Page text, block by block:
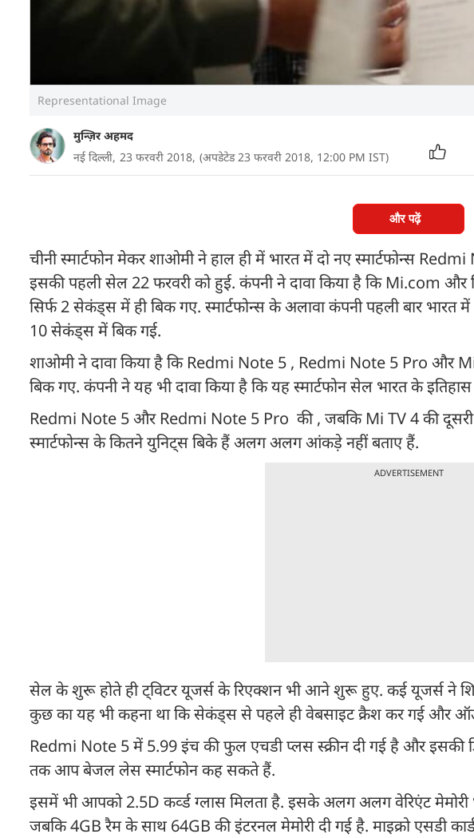
Representational Image
मुन्ज़िर अहमद
नई दिल्ली, 23 फरवरी 2018, (अपडेटेड 23 फरवरी 2018, 12:00 PM IST)
और पढ़ें
चीनी स्मार्टफोन मेकर शाओमी ने हाल ही में भारत में दो नए स्मार्टफोन्स
इसकी पहली सेल 22 फरवरी को हुई. कंपनी ने दावा किया है कि Mi.com और
सिर्फ 2 सेकंड्स में ही बिक गए. स्मार्टफोन्स के अलावा कंपनी पहली बार
10 सेकंड्स में बिक गई.
शाओमी ने दावा किया है कि Redmi Note 5 , Redmi Note 5 Pro
बिक गए. कंपनी ने यह भी दावा किया है कि यह स्मार्टफोन सेल भारत के
Redmi Note 5 और Redmi Note 5 Pro की , जबकि Mi TV 4 की दूसरी
स्मार्टफोन्स के कितने युनिट्स बिके हैं अलग अलग आंकड़े नहीं बताए हैं.
ADVERTISEMENT
सेल के शुरू होते ही ट्विटर यूजर्स के रिएक्शन भी आने शुरू हुए. कई यूजर्स ने
कुछ का यह भी कहना था कि सेकंड्स से पहले ही वेबसाइट क्रैश कर गई और
Redmi Note 5 में 5.99 इंच की फुल एचडी प्लस स्क्रीन दी गई है और इसकी
तक आप बेजल लेस स्मार्टफोन कह सकते हैं.
इसमें भी आपको 2.5D कर्व्ड ग्लास मिलता है. इसके अलग अलग वेरिएंट
जबकि 4GB रैम के साथ 64GB की इंटरनल मेमोरी दी गई है. माइक्रो एसडी